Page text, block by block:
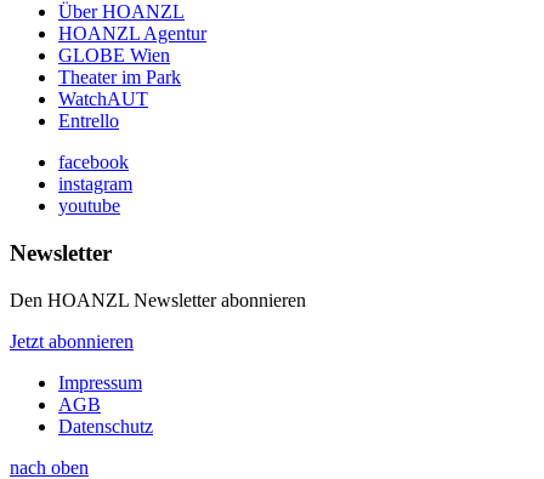
Über HOANZL
HOANZL Agentur
GLOBE Wien
Theater im Park
WatchAUT
Entrello
facebook
instagram
youtube
Newsletter
Den HOANZL Newsletter abonnieren
Jetzt abonnieren
Impressum
AGB
Datenschutz
nach oben